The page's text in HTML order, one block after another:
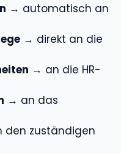
→ automatisch an
→ direkt an die
→ an die HR-
→ an das
den zuständigen